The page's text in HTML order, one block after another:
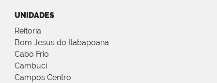
UNIDADES
Reitoria
Bom Jesus do Itabapoana
Cabo Frio
Cambuci
Campos Centro